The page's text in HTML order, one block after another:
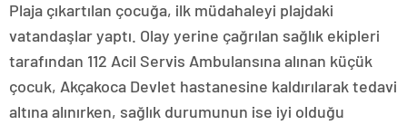
Plaja çıkartılan çocuğa, ilk müdahaleyi plajdaki
vatandaşlar yaptı. Olay yerine çağrılan sağlık ekipleri
tarafından 112 Acil Servis Ambulansına alınan küçük
çocuk, Akçakoca Devlet hastanesine kaldırılarak tedavi
altına alınırken, sağlık durumunun ise iyi olduğu